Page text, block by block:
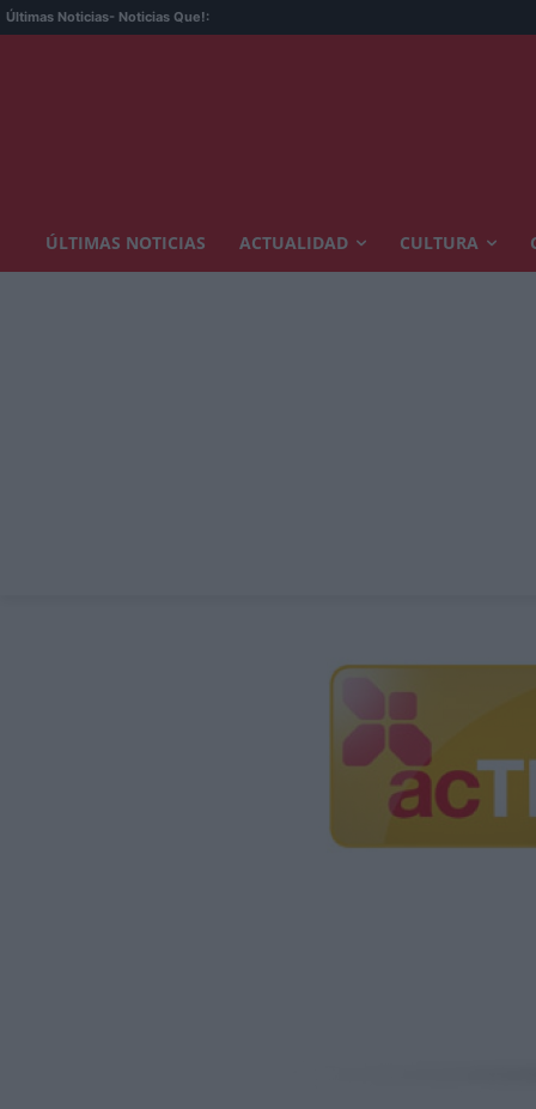
Últimas Noticias- Noticias Que!:
ÚLTIMAS NOTICIAS ACTUALIDAD CULTURA